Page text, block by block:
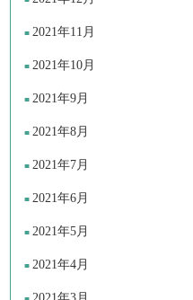
2021年11月
2021年10月
2021年9月
2021年8月
2021年7月
2021年6月
2021年5月
2021年4月